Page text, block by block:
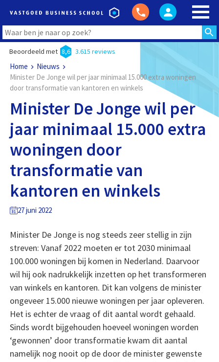
Beoordeeld met 8,6 3.615 reviews
Home
Nieuws
Minister De Jonge wil per jaar minimaal 15.000 extra woningen
door transformatie van kantoren en winkels
Minister De Jonge wil per
jaar minimaal 15.000 extra
woningen door
transformatie van
kantoren en winkels
27 juni 2022
Minister De Jonge is nog steeds zeer stellig in zijn
streven: Vanaf 2022 moeten er tot 2030 minimaal
100.000 woningen bij komen in Nederland. Daarvoor
wil hij ook nadrukkelijk inzetten op het transformeren
van winkels en kantoren. Dit kan volgens de minister
ongeveer 15.000 nieuwe woningen per jaar opleveren.
Het is echter de vraag of dit aantal wordt gehaald.
Sinds wordt bijgehouden hoeveel woningen worden
‘gewonnen’ door transformatie kwam dit aantal
namelijk nog nooit op de door de minister gewenste